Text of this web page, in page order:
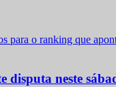
disputa neste